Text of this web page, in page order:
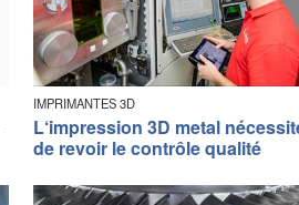
IMPRIMANTES 3D
L‘impression 3D metal
de revoir le contrôle qualité